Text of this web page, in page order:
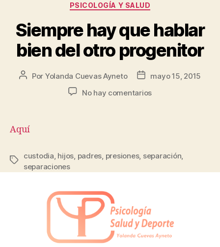
PSICOLOGÍA Y SALUD
Siempre hay que hablar
bien del otro progenitor
Por Yolanda Cuevas Ayneto
mayo 15, 2015
No hay comentarios
Aquí
custodia, hijos, padres, presiones, separación,
separaciones